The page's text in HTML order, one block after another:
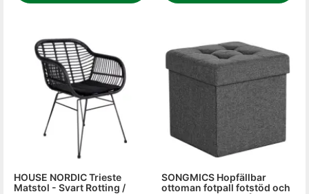
HOUSE NORDIC Trieste
Matstol - Svart Rotting /
SONGMICS Hopfällbar
ottoman fotpall fotstöd och